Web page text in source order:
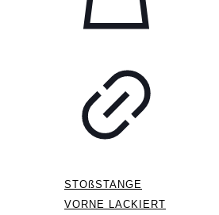
STOßSTANGE
VORNE LACKIERT